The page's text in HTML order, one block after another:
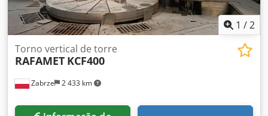
1 /2
Zabrze 2 433 km
Torno vertical de torre
RAFAMET KCF400